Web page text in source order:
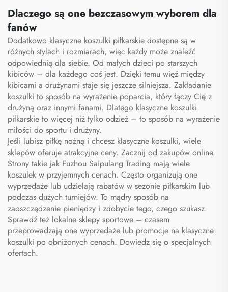
sublimacyjne koszulki
piłkarskie
piłkarskie, stroje
piłkarskie
Dlaczego są one bezczasowym wyborem dla
fanów
Dodatkowo klasyczne koszulki piłkarskie dostępne są w
różnych stylach i rozmiarach, więc każdy może znaleźć
odpowiednią dla siebie. Od małych dzieci po starszych
kibiców – dla każdego coś jest. Dzięki temu więź między
kibicami a drużynami staje się jeszcze silniejsza. Zakładanie
koszulki to sposób na wyrażenie poparcia, który łączy Cię z
drużyną oraz innymi fanami. Dlatego klasyczne koszulki
piłkarskie to więcej niż tylko odzież – to sposób na wyrażenie
miłości do sportu i drużyny.
Jeśli lubisz piłkę nożną i chcesz klasyczne koszulki, wiele
sklepów oferuje atrakcyjne ceny. Zacznij od zakupów online.
Strony takie jak Fuzhou Saipulang Trading mają wiele
koszulek w przyjemnych cenach. Często organizują one
wyprzedaże lub udzielają rabatów w sezonie piłkarskim lub
podczas dużych turniejów. To mądry sposób na
zaoszczędzenie pieniędzy i zdobycie tego, czego szukasz.
Sprawdź też lokalne sklepy sportowe – czasem
przeprowadzają one wyprzedaże lub promocje na klasyczne
koszulki po obniżonych cenach. Dowiedz się o specjalnych
ofertach.